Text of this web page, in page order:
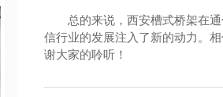
总的来说，西安槽式桥架在
信行业的发展注入了新的动力。
谢大家的聆听！